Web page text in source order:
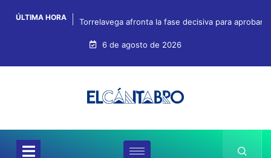
ÚLTIMA HORA Torrelavega afronta la fase decisiva para aprobar
6 de agosto de 2026